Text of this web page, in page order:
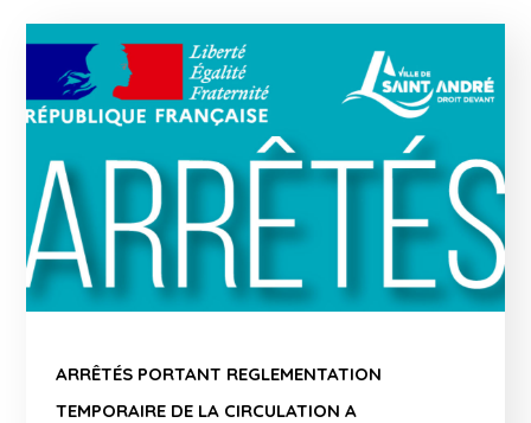
ARRÊTÉS PORTANT REGLEMENTATION
TEMPORAIRE DE LA CIRCULATION A